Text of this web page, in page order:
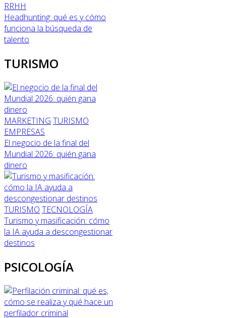
RRHH
Headhunting: qué es y cómo
funciona la búsqueda de
talento
TURISMO
MARKETING TURISMO
EMPRESAS
El negocio de la final del
Mundial 2026: quién gana
dinero
TURISMO TECNOLOGÍA
Turismo y masificación: cómo
la IA ayuda a descongestionar
destinos
PSICOLOGÍA